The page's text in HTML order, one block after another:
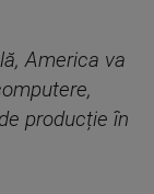
America va
producție în